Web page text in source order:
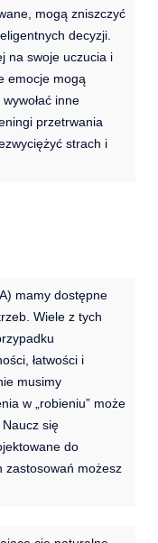
mogą zniszczyć
decyzji.
na swoje uczucia i
emocje mogą
inne
przetrwania
strach i
mamy dostępne
Wiele z tych
łatwości i
musimy
w „robieniu” może
się
do
zastosowań możesz